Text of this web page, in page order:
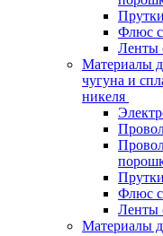
Флюс
Ленты
Материалы
чугуна и
никеля
Флюс
Ленты
Материалы